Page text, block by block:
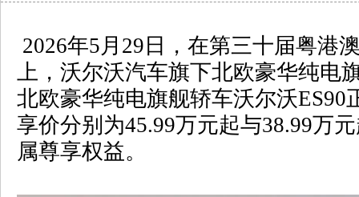
2026年5月 29 日，在第三十届粤港
上，沃尔沃汽车旗下北欧豪华纯电
北欧豪华纯电旗舰轿车沃尔沃ES90
享价分别为45.99万元起与38.99万
属尊享权益。